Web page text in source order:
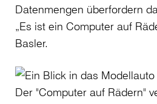
Datenmengen überfordern
„Es ist ein Computer auf
Basler.
Der "Computer auf Rädern"